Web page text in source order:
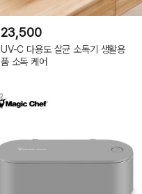
23,500
UV-C 다용도 살균 소독기 생활용
품 소독 케어